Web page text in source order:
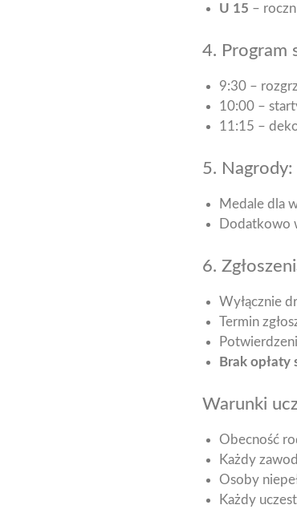
U 15 –
4. Program
9:30 –
10:00 –
11:15 –
5. Nagrody:
Medale dla
Dodatkowo
6.
Wyłącznie
Termin
Brak opłaty
Warunki
Obecność
Każdy
Osoby
Każdy